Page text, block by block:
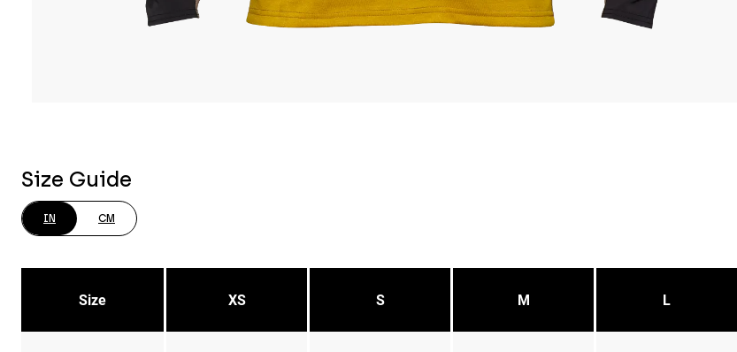
Size Guide
IN CM
Size XS S M L